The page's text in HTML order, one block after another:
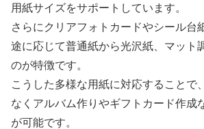
用紙サイズをサポートしています。
さらにクリアフォトカードやシール台
途に応じて普通紙から光沢紙、マット
のが特徴です。
こうした多様な用紙に対応することで
なくアルバム作りやギフトカード作成
が可能です。